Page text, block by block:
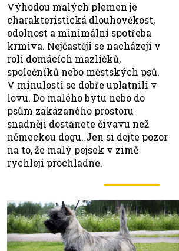
Výhodou malých plemen je
charakteristická dlouhověkost,
odolnost a minimální spotřeba
krmiva. Nejčastěji se nacházejí v
roli domácích mazlíčků,
společníků nebo městských psů.
V minulosti se dobře uplatnili v
lovu. Do malého bytu nebo do
psům zakázaného prostoru
snadněji dostanete čivavu než
německou dogu. Jen si dejte pozor
na to, že malý pejsek v zimě
rychleji prochladne.